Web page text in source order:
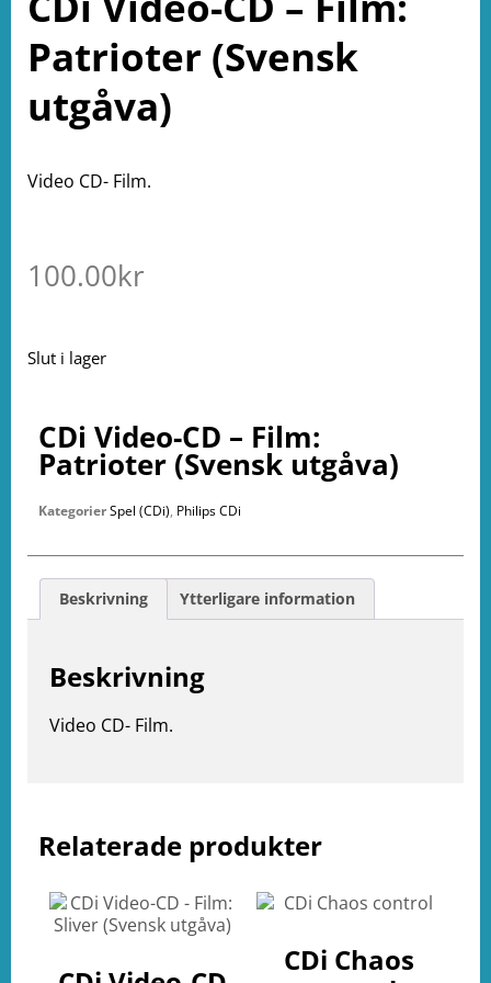
Patrioter (Svensk
utgåva)
Video CD- Film.
100.00kr
Slut i lager
Relaterade produkter
CDi Chaos
CDi Video-CD – Film:
Patrioter (Svensk utgåva)
KategorierSpel (CDi), Philips CDi
Beskrivning Ytterligare information
Beskrivning
Video CD- Film.